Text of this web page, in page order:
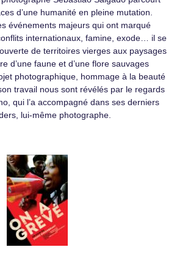
d’une humanité en pleine mutation.
événements majeurs qui ont marqué
internationaux, famine, exode… il se
de territoires vierges aux paysages
d’une faune et d’une flore sauvages
photographique, hommage à la beauté
travail nous sont révélés par le regards
qui l’a accompagné dans ses derniers
lui-même photographe.